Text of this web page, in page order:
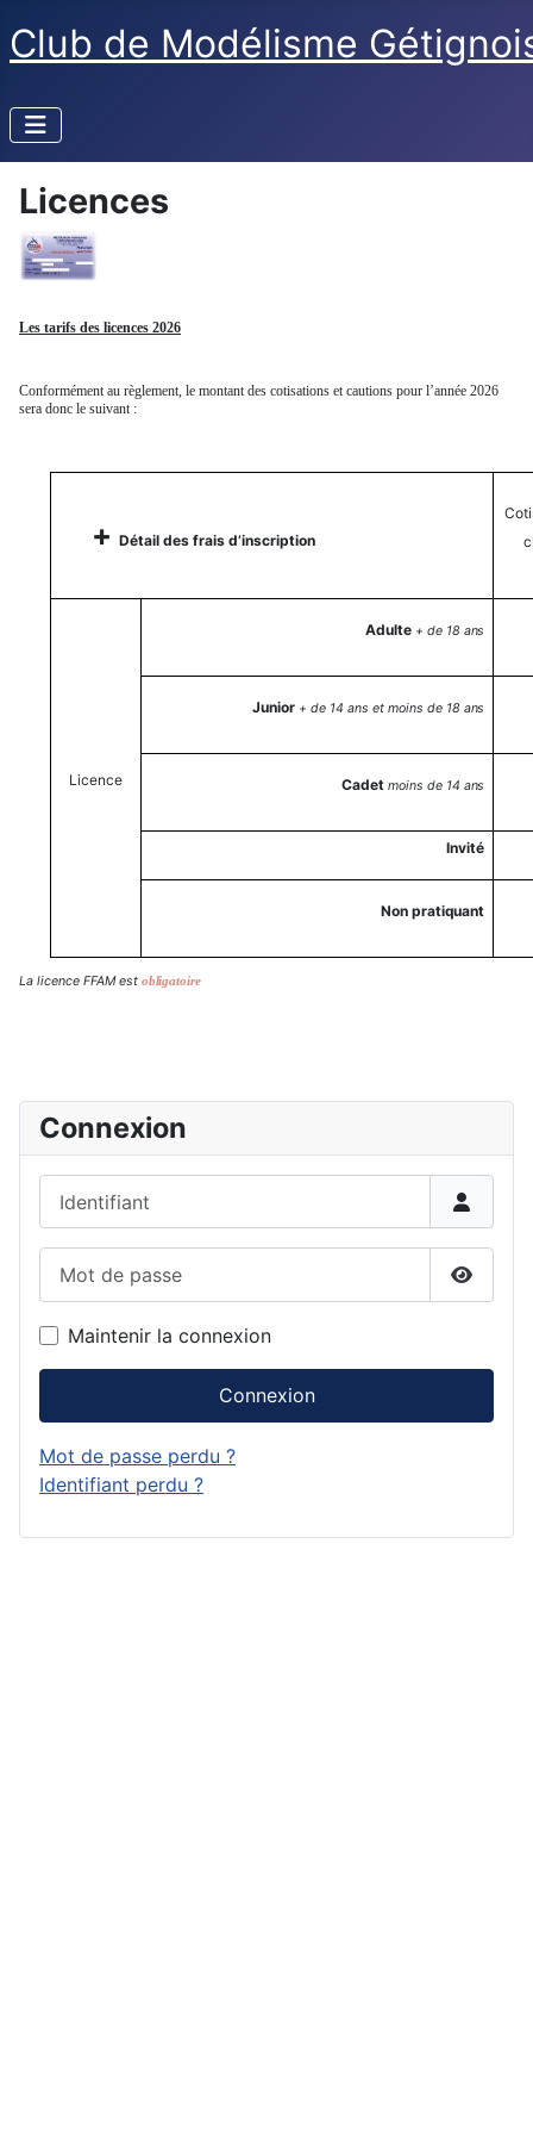
Club de Modélisme
Licences
Les tarifs des licences 2026
Conformément au règlement, le montant des cotisations et cautions pour l’année 2026
sera donc le suivant :
+ Détail des frais d’inscription
Licence
Adulte + de 18 ans
Junior + de 14 ans et moins de 18 ans
Cadet moins de 14 ans
Invité
Non pratiquant
La licence FFAM est obligatoire
Connexion
Maintenir la connexion
Connexion
Mot de passe perdu ?
Identifiant perdu ?